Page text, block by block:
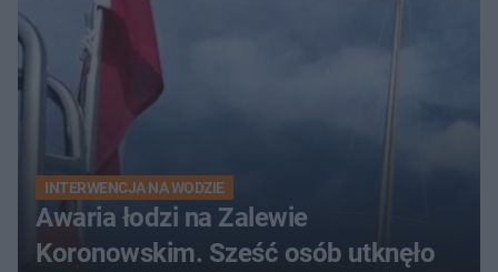
INTERWENCJA NA WODZIE
Awaria łodzi na Zalewie
Koronowskim. Sześć osób utknęło